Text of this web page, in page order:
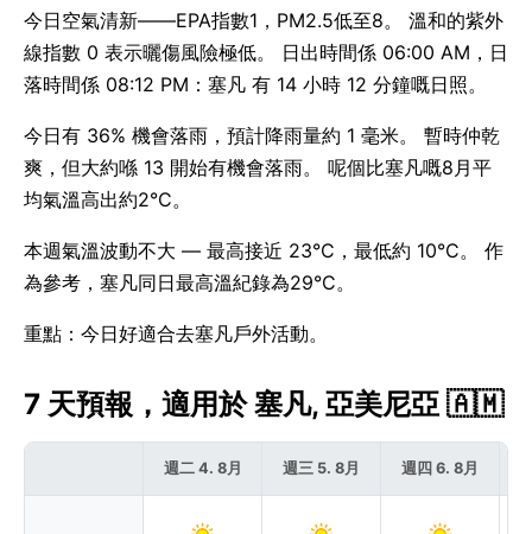
今日空氣清新——EPA指數1，PM2.5低至8。 溫和的紫外
線指數 0 表示曬傷風險極低。 日出時間係 06:00 AM，日
落時間係 08:12 PM：塞凡 有 14 小時 12 分鐘嘅日照。
今日有 36% 機會落雨，預計降雨量約 1 毫米。 暫時仲乾
爽，但大約喺 13 開始有機會落雨。 呢個比塞凡嘅8月平
均氣溫高出約2°C。
本週氣溫波動不大 — 最高接近 23°C，最低約 10°C。 作
為參考，塞凡同日最高溫紀錄為29°C。
重點：今日好適合去塞凡戶外活動。
7 天預報，適用於 塞凡, 亞美尼亞 🇦🇲
週二 4. 8月 週三 5. 8月 週四 6. 8月